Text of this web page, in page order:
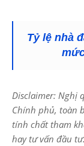
Tỷ lệ nhà
Disclaimer: Nghị
Chính phủ, toàn
tính chất tham
hay tư vấn đầu